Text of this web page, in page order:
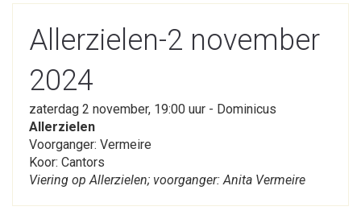
Allerzielen-2 november
2024
zaterdag 2 november, 19:00 uur - Dominicus
Allerzielen
Voorganger: Vermeire
Koor: Cantors
Viering op Allerzielen; voorganger: Anita Vermeire